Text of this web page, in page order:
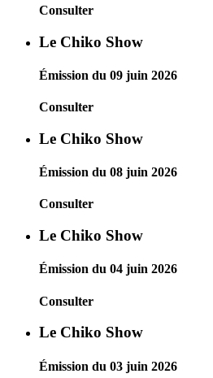
Consulter
Le Chiko Show
Émission du 09 juin 2026
Consulter
Le Chiko Show
Émission du 08 juin 2026
Consulter
Le Chiko Show
Émission du 04 juin 2026
Consulter
Le Chiko Show
Émission du 03 juin 2026